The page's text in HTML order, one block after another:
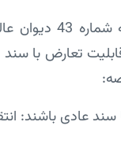
تعارض با
عادی باشند: